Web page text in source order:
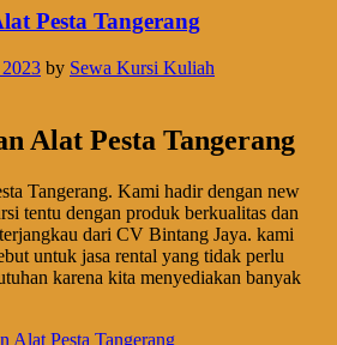
Pesta Tangerang
by Sewa Kursi Kuliah
Alat Pesta Tangerang
Tangerang. Kami hadir dengan new
tentu dengan produk berkualitas dan
dari CV Bintang Jaya. kami
untuk jasa rental yang tidak perlu
karena kita menyediakan banyak